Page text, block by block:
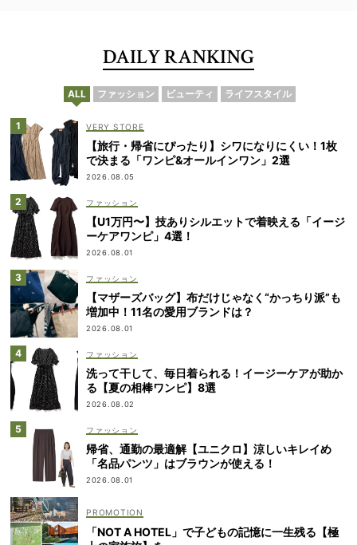
DAILY RANKING
ALL ファッション ビューティ ライフスタイル
VERY STORE
【旅行・帰省にぴったり】シワになりにくい！1枚
で決まる「ワンピ&オールインワン」2選
2026.08.05
ファッション
【U1万円〜】技ありシルエットで着映える「イージ
ーケアワンピ」4選！
2026.08.01
ファッション
【マザーズバッグ】布だけじゃなく“かっちり派”も
増加中！11名の愛用ブランドは？
2026.08.01
ファッション
洗って干して、毎日着られる！イージーケアが助か
る【夏の相棒ワンピ】8選
2026.08.02
ファッション
帰省、通勤の最適解【ユニクロ】涼しいキレイめ
「名品パンツ」はブラウンが使える！
2026.08.01
「NOT A HOTEL」で子どもの記憶に一生残る【極